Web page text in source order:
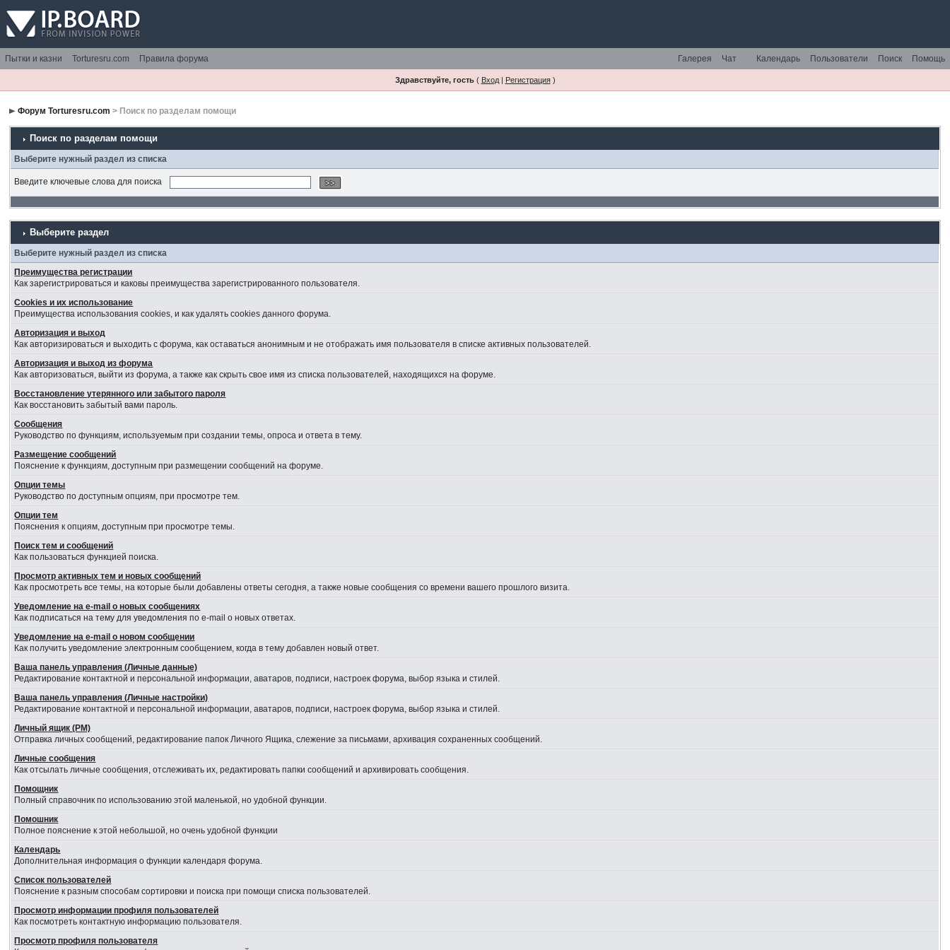
Пытки и казни Torturesru.com Правила форума Помощь
Поиск
Пользователи
Календарь
Чат
Галерея
Здравствуйте, гость( Вход| Регистрация)
Форум Torturesru.com > Поиск по разделам помощи
Поиск по разделам помощи
Выберите нужный раздел из списка
Введите ключевые слова для поиска
Выберите раздел
Выберите нужный раздел из списка
Преимущества регистрации
Как зарегистрироваться и каковы преимущества зарегистрированного пользователя.
Cookies и их использование
Преимущества использования cookies, и как удалять cookies данного форума.
Авторизация и выход
Как авторизироваться и выходить с форума, как оставаться анонимным и не отображать имя пользователя в списке активных пользователей.
Авторизация и выход из форума
Как авторизоваться, выйти из форума, а также как скрыть свое имя из списка пользователей, находящихся на форуме.
Восстановление утерянного или забытого пароля
Как восстановить забытый вами пароль.
Сообщения
Руководство по функциям, используемым при создании темы, опроса и ответа в тему.
Размещение сообщений
Пояснение к функциям, доступным при размещении сообщений на форуме.
Опции темы
Руководство по доступным опциям, при просмотре тем.
Опции тем
Пояснения к опциям, доступным при просмотре темы.
Поиск тем и сообщений
Как пользоваться функцией поиска.
Просмотр активных тем и новых сообщений
Как просмотреть все темы, на которые были добавлены ответы сегодня, а также новые сообщения со времени вашего прошлого визита.
Уведомление на e-mail о новых сообщениях
Как подписаться на тему для уведомления по e-mail о новых ответах.
Уведомление на е-mail о новом сообщении
Как получить уведомление электронным сообщением, когда в тему добавлен новый ответ.
Ваша панель управления (Личные данные)
Редактирование контактной и персональной информации, аватаров, подписи, настроек форума, выбор языка и стилей.
Ваша панель управления (Личные настройки)
Редактирование контактной и персональной информации, аватаров, подписи, настроек форума, выбор языка и стилей.
Личный ящик (PM)
Отправка личных сообщений, редактирование папок Личного Ящика, слежение за письмами, архивация сохраненных сообщений.
Личные сообщения
Как отсылать личные сообщения, отслеживать их, редактировать папки сообщений и архивировать сообщения.
Помощник
Полный справочник по использованию этой маленькой, но удобной функции.
Помошник
Полное пояснение к этой небольшой, но очень удобной функции
Календарь
Дополнительная информация о функции календаря форума.
Список пользователей
Пояснение к разным способам сортировки и поиска при помощи списка пользователей.
Просмотр информации профиля пользователей
Как посмотреть контактную информацию пользователя.
Просмотр профиля пользователя